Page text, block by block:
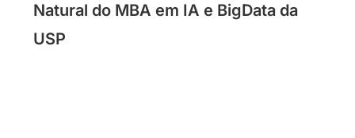
Natural do MBA em IA e BigData da
USP